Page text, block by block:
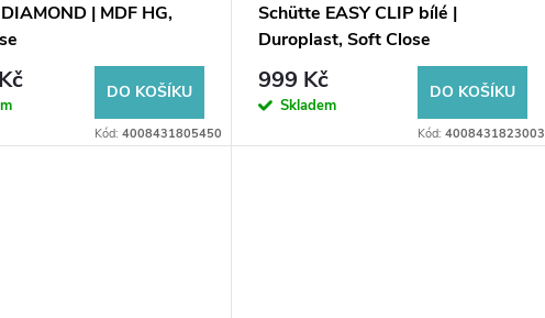
| MDF HG,
DO KOŠÍKU
Kód: 4008431805450
Schütte EASY CLIP bílé |
Duroplast, Soft Close
999 Kč
Skladem
DO KOŠÍKU
Kód: 4008431823003